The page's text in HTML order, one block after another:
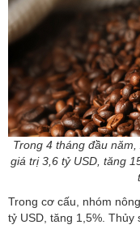
Trong 4 tháng đầu
giá trị 3,6 tỷ USD, tăng
Trong cơ cấu, nhóm
tỷ USD, tăng 1,5%. Thủy